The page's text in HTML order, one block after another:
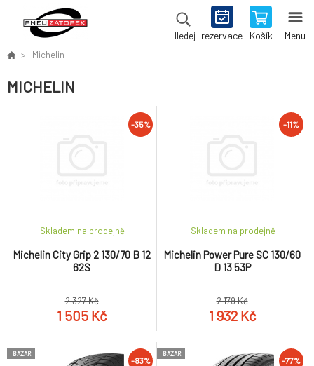
Hledej rezervace Košík Menu
Michelin
MICHELIN
-35%
Michelin City Grip 2 130/70 B 12
62S
Skladem na prodejně
2 327 Kč
1 505 Kč
-11%
Michelin Power Pure SC 130/60
D 13 53P
Skladem na prodejně
2 179 Kč
1 932 Kč
BAZAR
-83%
BAZAR
-77%